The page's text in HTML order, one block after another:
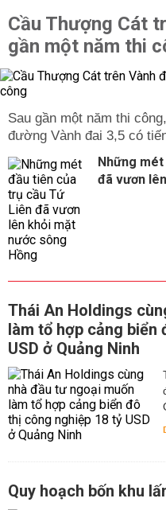
Cầu Thượng Cát
gần một năm thi
Sau gần một năm thi
đường Vành đai 3,5 có
Những
đã vươn
Thái An Holdings
làm tổ hợp cảng biển
USD ở Quảng Ninh
Quy hoạch bốn khu